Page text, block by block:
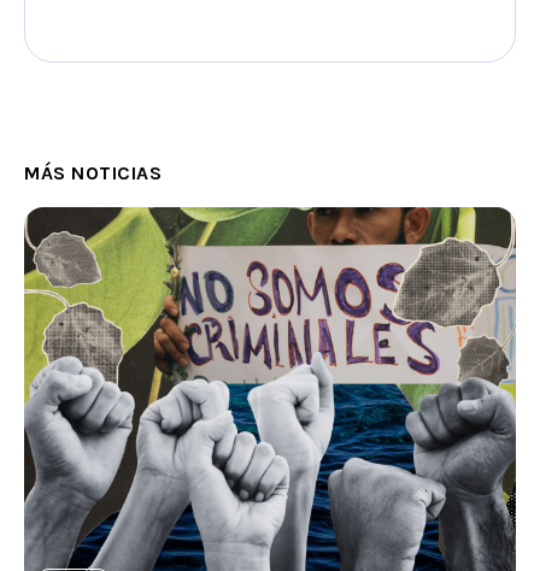
MÁS NOTICIAS